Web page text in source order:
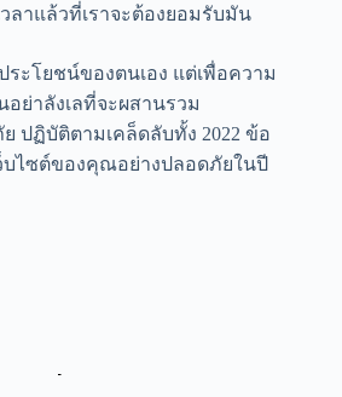
ลาแล้วที่เราจะต้องยอมรับมัน
ระโยชน์ของตนเอง แต่เพื่อความ
ย่าลังเลที่จะผสานรวม
ปฏิบัติตามเคล็ดลับทั้ง 2022 ข้อ
บไซต์ของคุณอย่างปลอดภัยในปี